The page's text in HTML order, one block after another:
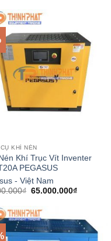
78.000.000₫.
KHÍ NÉN
Khí Trục Vít Inventer
PEGASUS
- Việt Nam
₫ Giá
68.000.000₫.
65.000.000₫Giá